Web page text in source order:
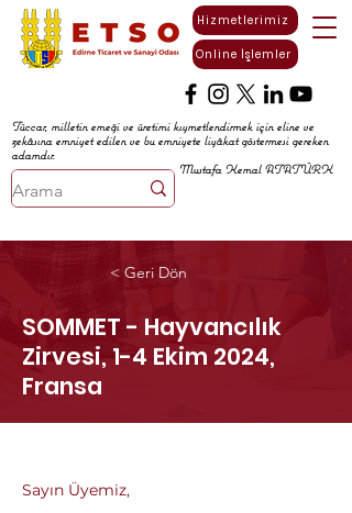
Online İşlemler
Hizmetlerimiz
Tüccar, milletin emeği ve üretimi kıymetlendirmek için eline ve
zekâsına emniyet edilen ve bu emniyete liyâkat göstermesi gereken
adamdır.
Mustafa Kemal ATATÜRK
< Geri Dön
SOMMET - Hayvancılık
Zirvesi, 1-4 Ekim 2024,
Fransa
Sayın Üyemiz,